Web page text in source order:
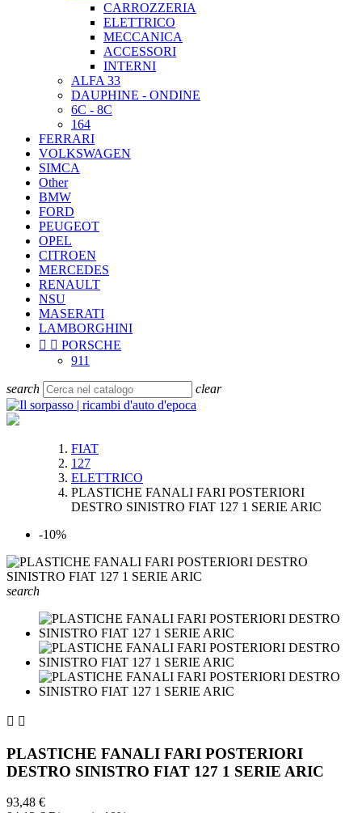
CARROZZERIA
ELETTRICO
MECCANICA
ACCESSORI
INTERNI
ALFA 33
DAUPHINE - ONDINE
6C - 8C
164
FERRARI
VOLKSWAGEN
SIMCA
Other
BMW
FORD
PEUGEOT
OPEL
CITROEN
MERCEDES
RENAULT
NSU
MASERATI
LAMBORGHINI
  PORSCHE
911
search clear
FIAT
127
ELETTRICO
PLASTICHE FANALI FARI POSTERIORI
DESTRO SINISTRO FIAT 127 1 SERIE ARIC
-10%
search
 
PLASTICHE FANALI FARI POSTERIORI
DESTRO SINISTRO FIAT 127 1 SERIE ARIC
93,48 €